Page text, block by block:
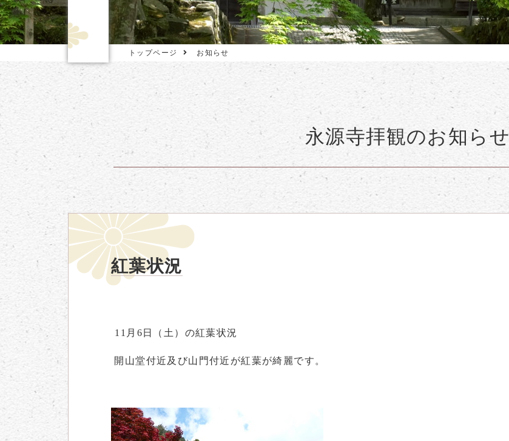
トップページ お知らせ
永源寺拝観のお知らせ
紅葉状況
11月6日（土）の紅葉状況
開山堂付近及び山門付近が紅葉が綺麗です。